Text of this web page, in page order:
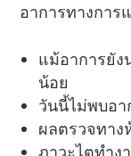
อาการทางการ
แม้อาการยั
น้อย
วันนี้ไม่พบอ
ผลตรวจทาง